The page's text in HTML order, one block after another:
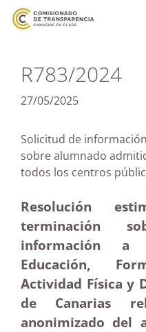
R783/2024
27/05/2025
Solicitud de
sobre alumnado
todos los centros
Resolución
terminación
información a
Educación,
Actividad Física y
de Canarias
anonimizado del